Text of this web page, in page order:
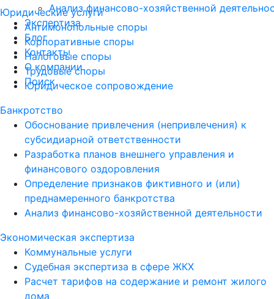
Юридические услуги
Антимонопольные споры
Корпоративные споры
Налоговые споры
Трудовые споры
Юридическое сопровождение
Банкротство
Обоснование привлечения (непривлечения) к
субсидиарной ответственности
Разработка планов внешнего управления и
финансового оздоровления
Определение признаков фиктивного и (или)
преднамеренного банкротства
Анализ финансово-хозяйственной деятельности
Экономическая экспертиза
Коммунальные услуги
Судебная экспертиза в сфере ЖКХ
Расчет тарифов на содержание и ремонт жилого
дома
Анализ финансово-хозяйственной
Экспертиза
Блог
Контакты
О компании
Поиск